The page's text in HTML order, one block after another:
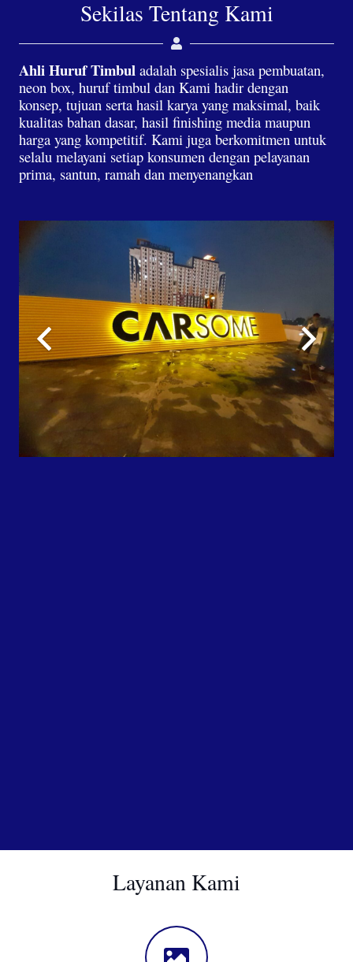
Sekilas Tentang Kami
Ahli Huruf Timbul adalah spesialis jasa pembuatan,
neon box, huruf timbul dan Kami hadir dengan
konsep, tujuan serta hasil karya yang maksimal, baik
kualitas bahan dasar, hasil finishing media maupun
harga yang kompetitif. Kami juga berkomitmen untuk
selalu melayani setiap konsumen dengan pelayanan
prima, santun, ramah dan menyenangkan
Layanan Kami